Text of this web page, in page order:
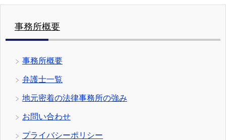
事務所概要
事務所概要
弁護士一覧
地元密着の法律事務所の強み
お問い合わせ
プライバシーポリシー